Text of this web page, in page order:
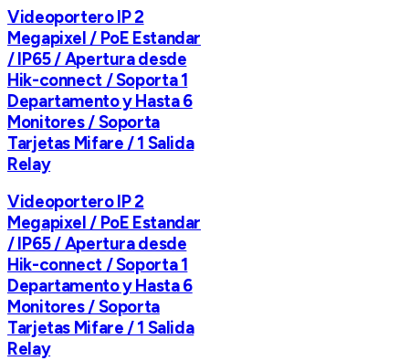
Videoportero IP 2
Megapixel / PoE Estandar
/ IP65 / Apertura desde
Hik-connect / Soporta 1
Departamento y Hasta 6
Monitores / Soporta
Tarjetas Mifare / 1 Salida
Relay
Videoportero IP 2
Megapixel / PoE Estandar
/ IP65 / Apertura desde
Hik-connect / Soporta 1
Departamento y Hasta 6
Monitores / Soporta
Tarjetas Mifare / 1 Salida
Relay